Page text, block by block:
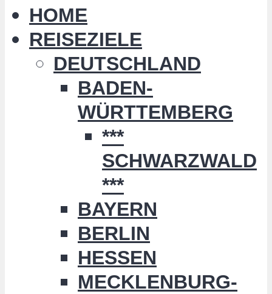
HOME
REISEZIELE
DEUTSCHLAND
BADEN-
WÜRTTEMBERG
***
SCHWARZWALD
***
BAYERN
BERLIN
HESSEN
MECKLENBURG-